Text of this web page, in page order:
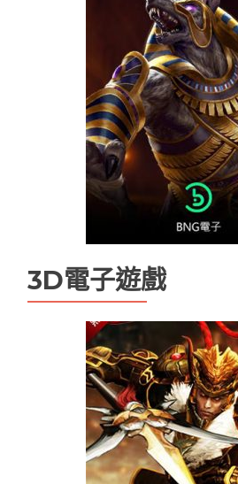
USDT娛樂城
九州娛樂leo
九州娛樂城 九州現金版
優塔娛樂城無法登入 天下現金網
娛樂城app 娛樂城優惠
娛樂城詐騙
百家樂技巧
百家樂路單 百家樂遊戲
電子老虎機遊戲推薦 魔龍傳奇打法
3D電子遊戲